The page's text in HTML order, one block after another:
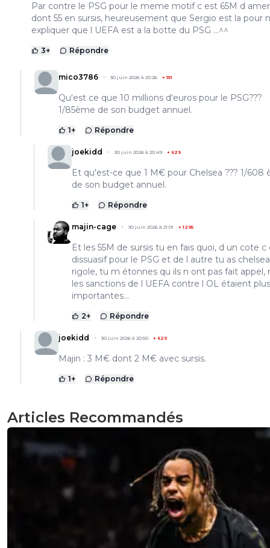
Par contre le PSG pour le meme motif c est 65M d
dont 55 en sursis, heureusement que Sergio est la pour
expliquer que l UEFA est a la botte du PSG ...^^
3+ Répondre
mico3786 30 juin 2026 à 20:26 +151
Qu'est ce que 10 millions d'euros pour le PSG???
1/85ème de son budget annuel.
1+ Répondre
joekidd 30 juin 2026 à 20:49 + 629
Et qu'est-ce que 1 M€ pour Chelsea ??? 1/608
de son budget annuel.
1+ Répondre
majin-cage 30 juin 2026 à 21:01 +1295
Et les 55M de sursis tu en fais quoi, d un cote c
dissuasif pour le PSG et de l autre tu as
rigole, tu m étonnes qu ils n ont pas fait appel,
les sanctions de l UEFA contre l OL étaient plus
importantes...
2+ Répondre
joekidd 30 juin 2026 à 20:50 + 629
Majin : 3 M€ dont 2 M€ avec sursis.
1+ Répondre
Articles Recommandés